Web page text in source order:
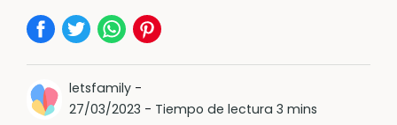
letsfamily-
27/03/2023 - Tiempo de lectura 3 mins